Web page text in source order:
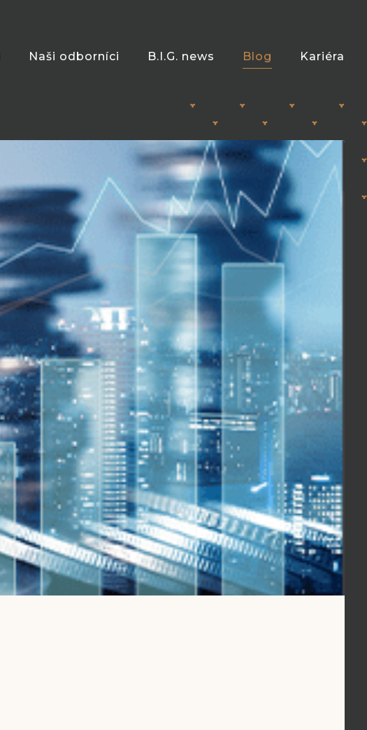
Naši odborníci B.I.G. news Blog Kariéra